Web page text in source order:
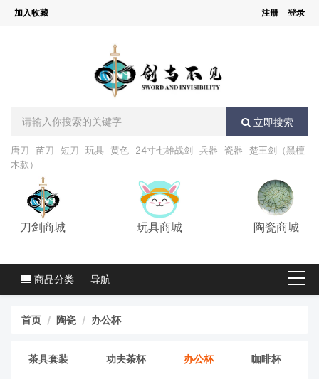
加入收藏 注册 登录
立即搜索
唐刀 苗刀 短刀 玩具 黄色 24寸七雄战剑 兵器 瓷器
楚王剑（黑檀
木款）
刀剑商城 玩具商城 陶瓷商城
商品分类 导航
首页 陶瓷 办公杯
茶具套装 功夫茶杯 办公杯 咖啡杯